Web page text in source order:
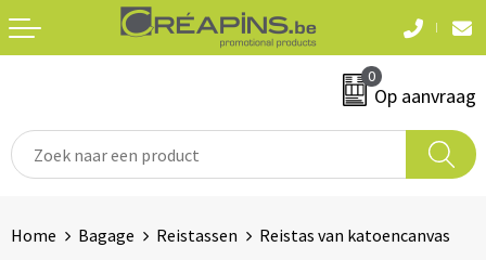
0
Op aanvraag
T-shirts
Sweaters en hoodies
Automerken
Home Bagage Reistassen Reistas van katoencanvas